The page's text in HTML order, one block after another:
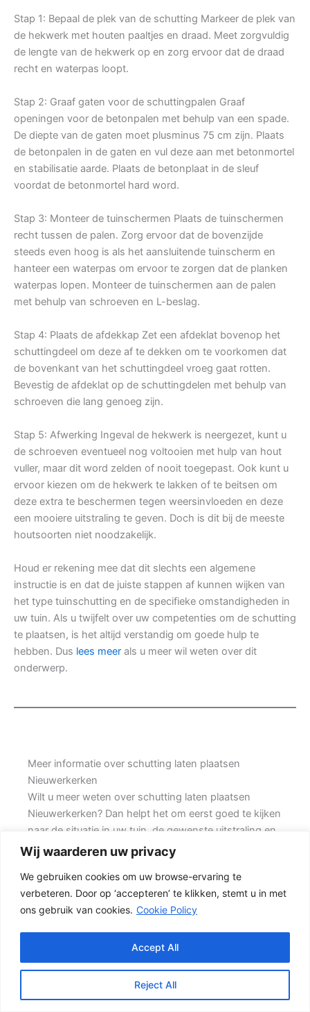
Wij waarderen uw privacy
We gebruiken cookies om uw browse-ervaring te
verbeteren. Door op ‘accepteren’ te klikken, stemt u in met
ons gebruik van cookies. Cookie Policy
Reject All
Accept All
Stap 1: Bepaal de plek van de schutting Markeer de plek van
de hekwerk met houten paaltjes en draad. Meet zorgvuldig
de lengte van de hekwerk op en zorg ervoor dat de draad
recht en waterpas loopt.
Stap 2: Graaf gaten voor de schuttingpalen Graaf
openingen voor de betonpalen met behulp van een spade.
De diepte van de gaten moet plusminus 75 cm zijn. Plaats
de betonpalen in de gaten en vul deze aan met betonmortel
en stabilisatie aarde. Plaats de betonplaat in de sleuf
voordat de betonmortel hard word.
Stap 3: Monteer de tuinschermen Plaats de tuinschermen
recht tussen de palen. Zorg ervoor dat de bovenzijde
steeds even hoog is als het aansluitende tuinscherm en
hanteer een waterpas om ervoor te zorgen dat de planken
waterpas lopen. Monteer de tuinschermen aan de palen
met behulp van schroeven en L-beslag.
Stap 4: Plaats de afdekkap Zet een afdeklat bovenop het
schuttingdeel om deze af te dekken om te voorkomen dat
de bovenkant van het schuttingdeel vroeg gaat rotten.
Bevestig de afdeklat op de schuttingdelen met behulp van
schroeven die lang genoeg zijn.
Stap 5: Afwerking Ingeval de hekwerk is neergezet, kunt u
de schroeven eventueel nog voltooien met hulp van hout
vuller, maar dit word zelden of nooit toegepast. Ook kunt u
ervoor kiezen om de hekwerk te lakken of te beitsen om
deze extra te beschermen tegen weersinvloeden en deze
een mooiere uitstraling te geven. Doch is dit bij de meeste
houtsoorten niet noodzakelijk.
Houd er rekening mee dat dit slechts een algemene
instructie is en dat de juiste stappen af kunnen wijken van
het type tuinschutting en de specifieke omstandigheden in
uw tuin. Als u twijfelt over uw competenties om de schutting
te plaatsen, is het altijd verstandig om goede hulp te
hebben. Dus lees meer als u meer wil weten over dit
onderwerp.
Meer informatie over schutting laten plaatsen
Nieuwerkerken
Wilt u meer weten over schutting laten plaatsen
Nieuwerkerken? Dan helpt het om eerst goed te kijken
naar de situatie in uw tuin, de gewenste uitstraling en
de mate van onderhoud die u acceptabel vindt. Prins
en denkt mee over een duurzame oplossing.
Een nette tuinafscheiding vraagt om meer dan alleen
een paar schermen en palen. Wilt u zo min mogelijk
onderhoud, dan is een betonschutting of hout-beton
combinatie vaak een slimme keuze. Daarbij spelen
ook zaken mee zoals windbelasting,
hoogteverschillen, grondsoort, erfgrens en de